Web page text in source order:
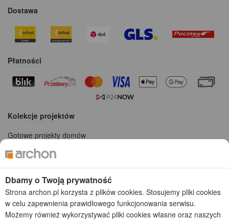
Dostawa
Płatności
Kolekcje projektów
Gotowe projekty domów
Projekty domów tanich w budowie
Projekty domów szeregowych
Projekty małych domów (do 150 m2)
Projekty domów wielorodzinnych
Projekty domów bliźniaczych
Projekty domów nowoczesnych
Projekty domów parterowych
Dbamy o Twoją prywatność
Strona archon.pl korzysta z plików cookies. Stosujemy pliki cookies
w celu zapewnienia prawidłowego funkcjonowania serwisu.
Możemy również wykorzystywać pliki cookies własne oraz naszych